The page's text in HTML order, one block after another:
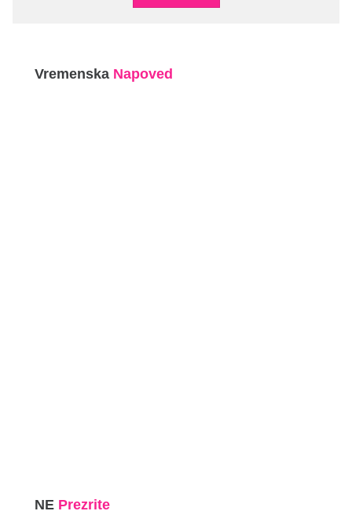
Vremenska Napoved
NE Prezrite